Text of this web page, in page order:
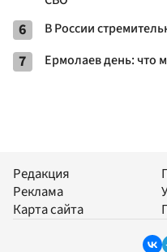
6 В России
7 Ермолаев день: что
Редакция
Реклама
Карта сайта